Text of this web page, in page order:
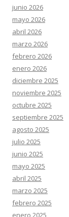
junio 2026
mayo 2026
abril 2026
marzo 2026
febrero 2026
enero 2026
diciembre 2025
noviembre 2025
octubre 2025
septiembre 2025
agosto 2025
julio 2025
junio 2025
mayo 2025
abril 2025
marzo 2025
febrero 2025
enero 2025